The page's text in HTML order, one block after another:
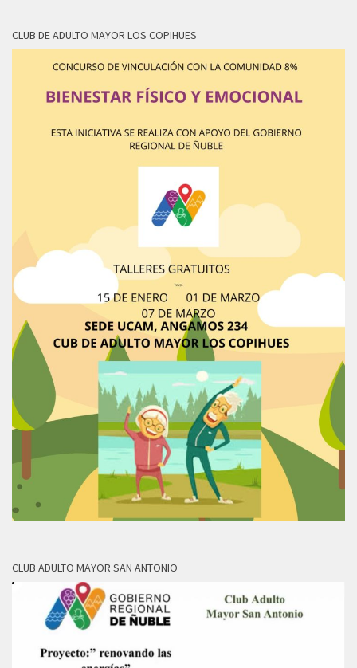
CLUB DE ADULTO MAYOR LOS COPIHUES
CLUB ADULTO MAYOR SAN ANTONIO